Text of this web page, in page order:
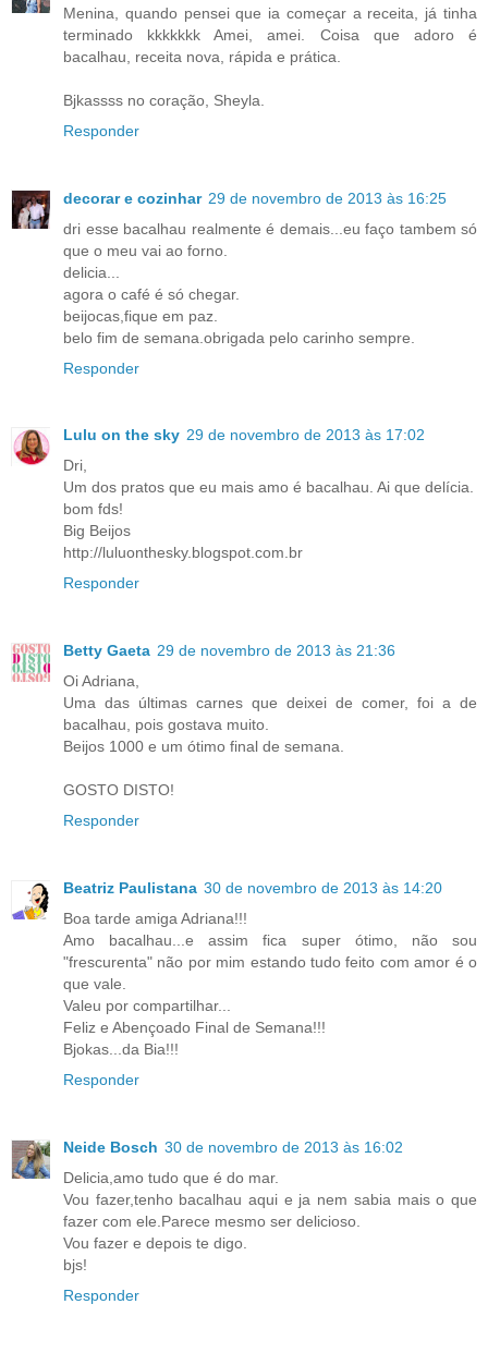
Menina, quando pensei que ia começar a receita, já tinha
terminado kkkkkkk Amei, amei. Coisa que adoro é
bacalhau, receita nova, rápida e prática.
Bjkassss no coração, Sheyla.
Responder
decorar e cozinhar 29 de novembro de 2013 às 16:25
dri esse bacalhau realmente é demais...eu faço tambem só
que o meu vai ao forno.
delicia...
agora o café é só chegar.
beijocas,fique em paz.
belo fim de semana.obrigada pelo carinho sempre.
Responder
Lulu on the sky 29 de novembro de 2013 às 17:02
Dri,
Um dos pratos que eu mais amo é bacalhau. Ai que delícia.
bom fds!
Big Beijos
http://luluonthesky.blogspot.com.br
Responder
Betty Gaeta 29 de novembro de 2013 às 21:36
Oi Adriana,
Uma das últimas carnes que deixei de comer, foi a de
bacalhau, pois gostava muito.
Beijos 1000 e um ótimo final de semana.
GOSTO DISTO!
Responder
Beatriz Paulistana 30 de novembro de 2013 às 14:20
Boa tarde amiga Adriana!!!
Amo bacalhau...e assim fica super ótimo, não sou
"frescurenta" não por mim estando tudo feito com amor é o
que vale.
Valeu por compartilhar...
Feliz e Abençoado Final de Semana!!!
Bjokas...da Bia!!!
Responder
Neide Bosch 30 de novembro de 2013 às 16:02
Delicia,amo tudo que é do mar.
Vou fazer,tenho bacalhau aqui e ja nem sabia mais o que
fazer com ele.Parece mesmo ser delicioso.
Vou fazer e depois te digo.
bjs!
Responder